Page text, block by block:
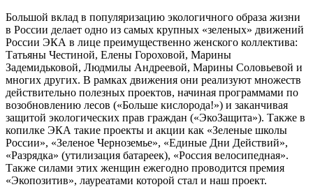
Большой вклад в популяризацию экологичного образа жизни
в России делает одно из самых крупных «зеленых» движений
России ЭКА в лице преимущественно женского коллектива:
Татьяны Честиной, Елены Гороховой, Марины
Задемидьковой, Людмилы Андреевой, Марины Соловьевой и
многих других. В рамках движения они реализуют множеств
действительно полезных проектов, начиная программами по
возобновлению лесов («Больше кислорода!») и заканчивая
защитой экологических прав граждан («ЭкоЗащита»). Также в
копилке ЭКА такие проекты и акции как «Зеленые школы
России», «Зеленое Черноземье», «Единые Дни Действий»,
«Разрядка» (утилизация батареек), «Россия велосипедная».
Также силами этих женщин ежегодно проводится премия
«Экопозитив», лауреатами которой стал и наш проект.